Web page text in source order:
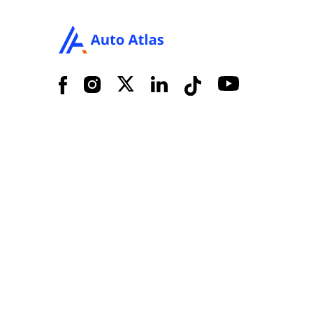
FacebookInstagram
X LinkedInTiktok YouTube